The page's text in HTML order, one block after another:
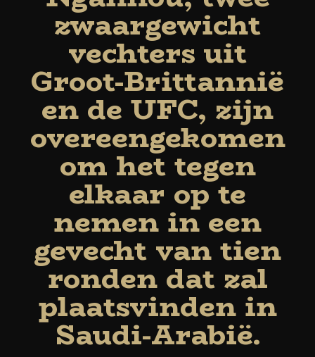
zwaargewicht
vechters uit
Groot-Brittannië
en de UFC, zijn
overeengekomen
om het tegen
elkaar op te
nemen in een
gevecht van tien
ronden dat zal
plaatsvinden in
Saudi-Arabië.